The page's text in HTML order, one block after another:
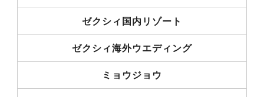
ゼクシィ国内リゾート
ゼクシィ海外ウエディング
ミョウジョウ